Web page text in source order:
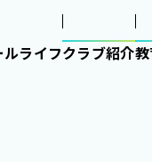
ライフクラブ紹介